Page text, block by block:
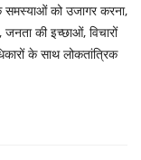
समस्याओं को उजागर करना,
की इच्छाओं, विचारों
के साथ लोकतांत्रिक